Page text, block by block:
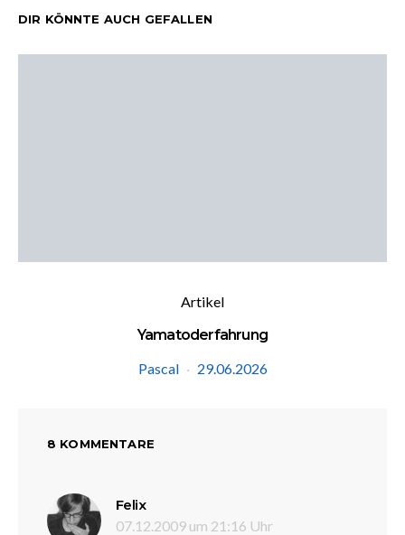
DIR KÖNNTE AUCH GEFALLEN
Artikel
Yamatoderfahrung
Pascal
29.06.2026
8 KOMMENTARE
Felixsagt:
07.12.2009 um 21:16 Uhr